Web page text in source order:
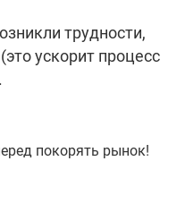
трудности,
ускорит процесс
покорять рынок!